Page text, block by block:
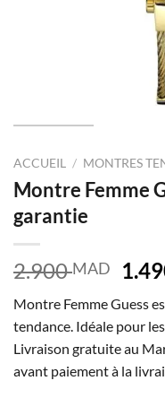
ACCUEIL / MONTRES
Montre Femme
garantie
2.900MAD
Le
Montre Femme Guess
tendance. Idéale pour
Livraison gratuite au
avant paiement à la